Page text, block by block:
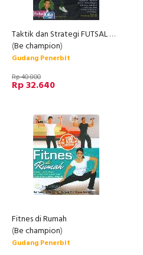
Taktik dan Strategi FUTSAL Modern
(Be champion)
Gudang Penerbit
Rp 40.800
Rp 32.640
Fitnes di Rumah
(Be champion)
Gudang Penerbit